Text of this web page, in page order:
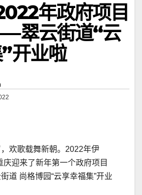
年政府项目
翠云街道“云
开业啦
欢歌载舞新朝。2022年伊
庆迎来了新年第一个政府项目
道 尚格博园“云享幸福集”开业